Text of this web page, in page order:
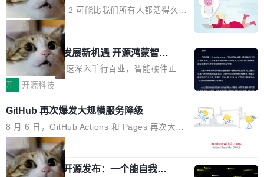
巧机身有效提升市面主流标准A...
的同时,服务商的竞争逻辑正在改变。2026年Top
Agency年度合辑的观察指出,“产品”这个离消费
者最近的载体,在整个品牌营销层面的权重显著变
高了。全域营销服务商的竞争正在从规模转向深
度,案例厚度、全域覆盖、多线协同...
话，他是说出了一个圈内人尽皆知但很少公开捅
破的事实。 Jordan 随后补充了一句软化声明：
「我不认为这些会议上大部分论文都在过度宣传
或造假。问题是，作为读者，如果你筛选出那些
看起来最令人兴奋的论文，那它们大部分都是过
度宣传的。」 这才是真正的痛点。不是所有论文
都有问题，是最吸引眼球的那批论文最有问题。
他引用的帖子来自 Mathew Shen，一位 ICLR 2
026 的读者：「看了篇 ...
3 开源项目
Flash Attention 2 可能比我们所有人都活得久。
这句话不是来自某个技术博客，而是出自 Hieu
Pham 的一条推文。Hieu Pham 是谁？他是 xAI
的早期工程师之一，在 Grok 训练基础设施团队
工作过。近日他在 X 上发了一条帖子，列出了他
认为现代 AI 领域最重要的三个开源项目。 第一
理由很具体。FA 系列不需要解释，但 FA2 是他
认为最重要的一个——复杂度恰到好处，刚好能
驱动你去学 CuTe，但还没被那些"邪恶的" Hopp
er++ 优化所淹没，足够容易修改和适配。 更关
键的是 FA2 的持久性...
局
共商智能硬件发展新机遇 开源鸿蒙智能
硬件开发者日杭州站即将举行
随着万物智联加速深入千行百业，智能硬件正从
单点设备迈向智能化、网联化、协同化发展。作
鸿蒙通过统一技术底座和分布式能力，为不同类
型智能设备的开发、连接与互联提供关键支撑，
也为产业链企业探索产品创新与商业增长打开新
的空间。 8月14日，开源鸿蒙智能硬件开发者日
（OHDD：OpenHarmony Hardware Develope
开 开源科技
GitHub 再次爆发大规模服务降级
8 月 6 日，GitHub Actions 和 Pages 再次大规
模服务降级，Actions 完全不可用超过 5 小时，
webhook 停发，连自托管 runner 也因调度层故
障无法工作。Pages、Copilot code review、C
局
Prime Agent 开源发布：一个能自我改